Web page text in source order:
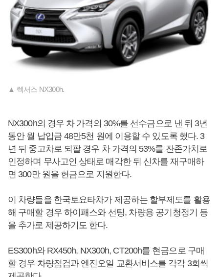
▲ 렉서스 NX300h.
NX300h의 경우 차 가격의 30%를 선수금으로 낸 뒤 3년
동안 월 납입금 48만5천 원에 이용할 수 있도록 했다. 3
년 뒤 중고차로 되팔 경우 차 가격의 53%를 잔존가치로
인정하며 무사고인 상태로 매각한 뒤 신차를 재구매하
면 300만 원을 현금으로 지원한다.
이 차량들을 한국토요타차가 제공하는 할부제도를 활용
해 구매할 경우 하이패스와 선팅, 차량용 공기청정기 등
을 추가로 제공하기도 한다.
ES300h와 RX450h, NX300h, CT200h를 현금으로 구매
할 경우 차량점검과 엔진오일 교환서비스를 각각 3회씩